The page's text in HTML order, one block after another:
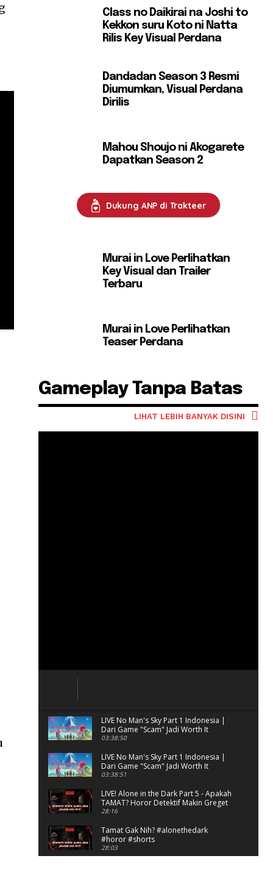
Class no Daikirai na Joshi to
Kekkon suru Koto ni Natta
Rilis Key Visual Perdana
Dandadan Season 3 Resmi
Diumumkan, Visual Perdana
Dirilis
Mahou Shoujo ni Akogarete
Dapatkan Season 2
Dukung ANP di Trakteer
Murai in Love Perlihatkan
Key Visual dan Trailer
Terbaru
Murai in Love Perlihatkan
Teaser Perdana
Gameplay Tanpa Batas
LIHAT LEBIH BANYAK DISINI
LIVE No Man's Sky Part 1 Indonesia |
Dari Game "Scam" Jadi Worth It
Banget?
03:38:50
LIVE No Man's Sky Part 1 Indonesia |
Dari Game "Scam" Jadi Worth It
Banget? (Portrait)
03:38:51
LIVE! Alone in the Dark Part 5 - Apakah
TAMAT? Horor Detektif Makin Greget
28:16
Tamat Gak Nih? #alonethedark
#horor #shorts
28:03